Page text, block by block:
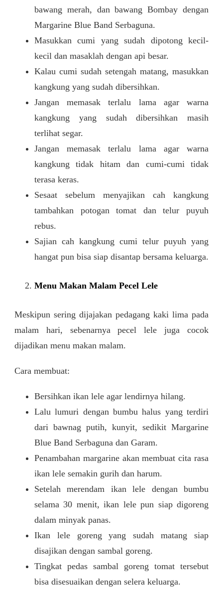
bawang merah, dan bawang Bombay dengan
Margarine Blue Band Serbaguna.
Masukkan cumi yang sudah dipotong kecil-
kecil dan masaklah dengan api besar.
Kalau cumi sudah setengah matang, masukkan
kangkung yang sudah dibersihkan.
Jangan memasak terlalu lama agar warna
kangkung yang sudah dibersihkan masih
terlihat segar.
Jangan memasak terlalu lama agar warna
kangkung tidak hitam dan cumi-cumi tidak
terasa keras.
Sesaat sebelum menyajikan cah kangkung
tambahkan potogan tomat dan telur puyuh
rebus.
Sajian cah kangkung cumi telur puyuh yang
hangat pun bisa siap disantap bersama keluarga.
Menu Makan Malam Pecel Lele
Meskipun sering dijajakan pedagang kaki lima pada
malam hari, sebenarnya pecel lele juga cocok
dijadikan menu makan malam.
Cara membuat:
Bersihkan ikan lele agar lendirnya hilang.
Lalu lumuri dengan bumbu halus yang terdiri
dari bawnag putih, kunyit, sedikit Margarine
Blue Band Serbaguna dan Garam.
Penambahan margarine akan membuat cita rasa
ikan lele semakin gurih dan harum.
Setelah merendam ikan lele dengan bumbu
selama 30 menit, ikan lele pun siap digoreng
dalam minyak panas.
Ikan lele goreng yang sudah matang siap
disajikan dengan sambal goreng.
Tingkat pedas sambal goreng tomat tersebut
bisa disesuaikan dengan selera keluarga.